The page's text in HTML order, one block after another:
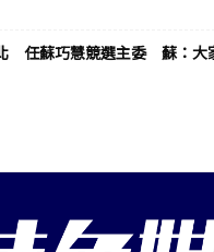
任蘇巧慧競選主委 蘇：大